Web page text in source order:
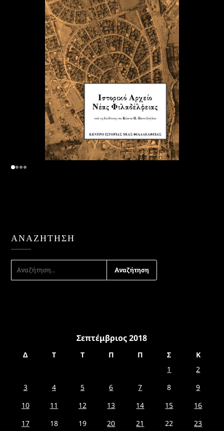
ΑΝΑΖΉΤΗΣΗ
ΓΙΑ:
Σεπτέμβριος 2018
Δ Τ Τ Π Π Σ
Κ
1
2
3
4 5 6 7 8
9
10
11 12 13 14 15
16
17
18 19 20 21 22
23